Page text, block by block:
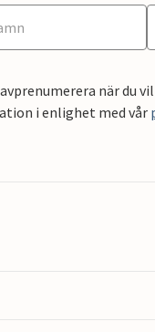
avprenumerera när du
i enlighet med vår